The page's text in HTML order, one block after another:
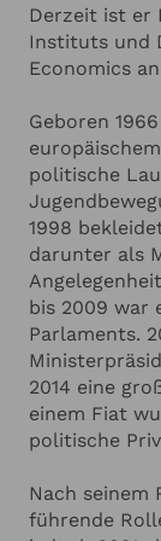
Für seine
Cruz" für
europäische
analysiert
zentralen
seinem
Dynamiken
Einblicke und
Zukunft
Derzeit ist er
Instituts und
Economics
Geboren
politische
1998
darunter als
bis 2009 war
Parlaments.
2014 eine
einem Fiat
politische
Nach seinem
führende
ANGABEN
Ich habe
und für
Ich möchte
Newsletter
Mehr dazu